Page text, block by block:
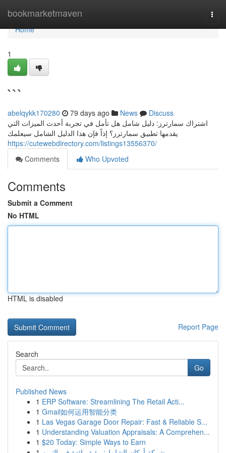
bookmarketmaven
Home
Home
1
```
abelqykk170280 79 days ago News
Discuss
اشتراك سمارترز: دليل شامل هل تأمل في تجربة أحدث الميزات التي
يقدمها تطبيق سمارترز؟ إذاً فإن هذا الدليل الشامل سيعلمك
https://cutewebdirectory.com/listings13556370/
Comments
Who Upvoted
Comments
Submit a Comment
No HTML
HTML is disabled
Report Page
Search
Go
Published News
1 ERP Software: Streamlining The Retail Acti...
1 Gmail如何运用智能分类
1 Las Vegas Garage Door Repair: Fast & Reliable S...
1 Understanding Valuation Appraisals: A Comprehen...
1 $20 Today: Simple Ways to Earn